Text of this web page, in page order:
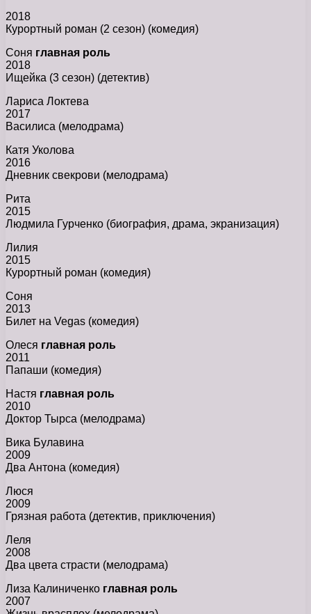
2018
Курортный роман (2 сезон) (комедия)
Соня главная роль
2018
Ищейка (3 сезон) (детектив)
Лариса Локтева
2017
Василиса (мелодрама)
Катя Уколова
2016
Дневник свекрови (мелодрама)
Рита
2015
Людмила Гурченко (биография, драма, экранизация)
Лилия
2015
Курортный роман (комедия)
Соня
2013
Билет на Vegas (комедия)
Олеся главная роль
2011
Папаши (комедия)
Настя главная роль
2010
Доктор Тырса (мелодрама)
Вика Булавина
2009
Два Антона (комедия)
Люся
2009
Грязная работа (детектив, приключения)
Леля
2008
Два цвета страсти (мелодрама)
Лиза Калиниченко главная роль
2007